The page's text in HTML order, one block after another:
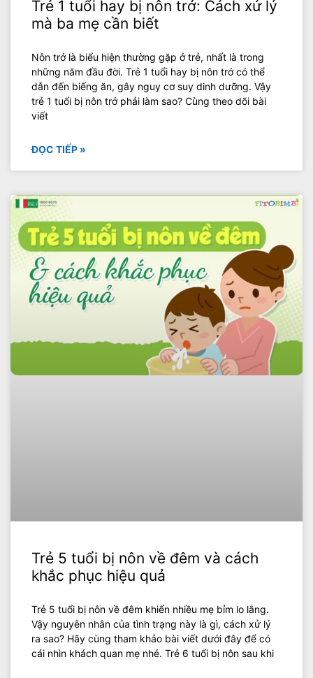
Trẻ 1 tuổi hay bị nôn trớ: Cách xử lý
mà ba mẹ cần biết
Nôn trớ là biểu hiện thường gặp ở trẻ, nhất là trong
những năm đầu đời. Trẻ 1 tuổi hay bị nôn trớ có thể
dẫn đến biếng ăn, gây nguy cơ suy dinh dưỡng. Vậy
trẻ 1 tuổi bị nôn trớ phải làm sao? Cùng theo dõi bài
viết
ĐỌC TIẾP »
Trẻ 5 tuổi bị nôn về đêm và cách
khắc phục hiệu quả
Trẻ 5 tuổi bị nôn về đêm khiến nhiều mẹ bỉm lo lắng.
Vậy nguyên nhân của tình trạng này là gì, cách xử lý
ra sao? Hãy cùng tham khảo bài viết dưới đây để có
cái nhìn khách quan mẹ nhé. Trẻ 6 tuổi bị nôn sau khi